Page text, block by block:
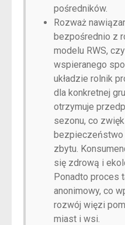
pośredników.
Rozważ
bezpośrednio z
modelu RWS,
wspieranego
układzie rolnik
dla konkretnej
otrzymuje
sezonu, co
bezpieczeństwo
zbytu.
się zdrową i
Ponadto proces
anonimowy, co
rozwój więzi
miast i wsi.